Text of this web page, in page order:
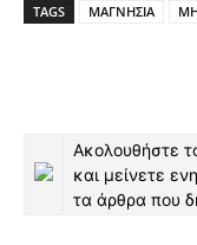
TAGS
ΜΑΓΝΗΣΙΑ
Ακολουθήστε
και μείνετε
τα άρθρα που